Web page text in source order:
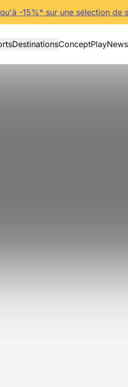
-15%* sur une sélection de
DestinationsConceptPlay